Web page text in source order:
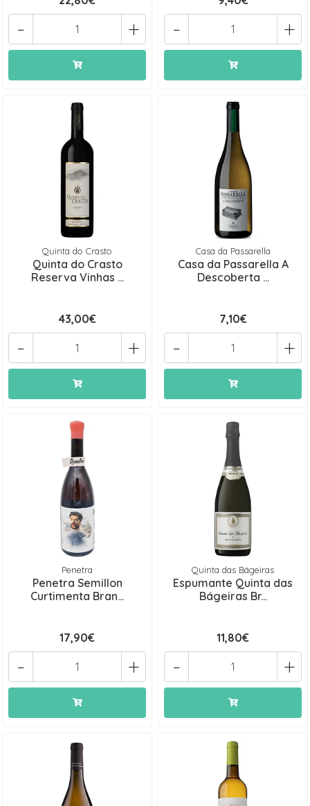
+
- +
-
Quinta do Crasto
Quinta do Crasto
Reserva Vinhas ...
43,00€
+
-
Casa da Passarella
Casa da Passarella A
Descoberta ...
7,10€
+
-
Penetra
Penetra Semillon
Curtimenta Bran...
17,90€
+
-
Quinta das Bágeiras
Espumante Quinta das
Bágeiras Br...
11,80€
+
-